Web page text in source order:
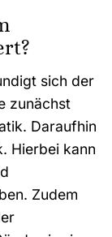
sich der
zunächst
Daraufhin
Hierbei kann
Zudem